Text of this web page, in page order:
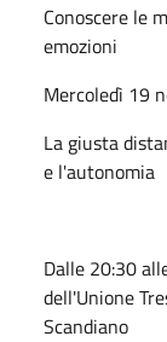
Conoscere le
emozioni
Mercoledì 19
La giusta
e l'autonomia
Dalle 20:30
dell'Unione
Scandiano